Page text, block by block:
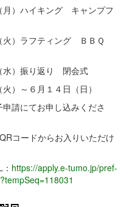
キング キャンプフ
ティング ＢＢＱ
り返り 閉会式
～６月１４日（日）
お申し込みくださ
からお入りいただけ
https://apply.e-tumo.jp/pref-